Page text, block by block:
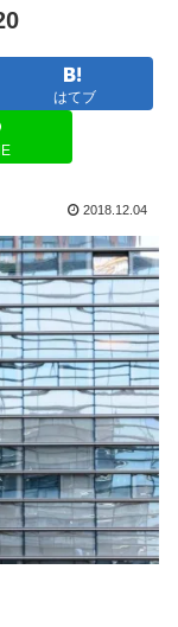
はてブ
2018.12.04